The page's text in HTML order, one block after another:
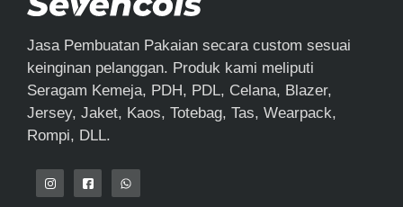
Jasa Pembuatan Pakaian secara custom sesuai
keinginan pelanggan. Produk kami meliputi
Seragam Kemeja, PDH, PDL, Celana, Blazer,
Jersey, Jaket, Kaos, Totebag, Tas, Wearpack,
Rompi, DLL.